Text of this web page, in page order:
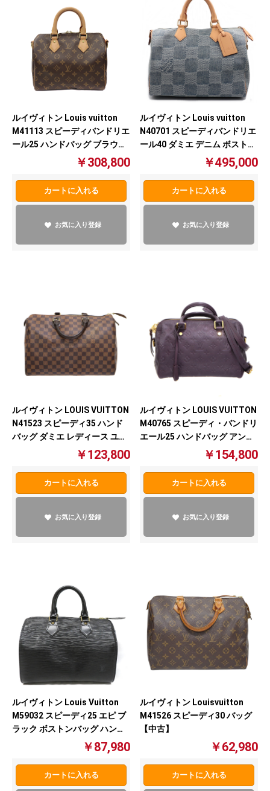
ルイヴィトン Louis vuitton
M41113 スピーディバンドリエ
ール25 ハンドバッグ ブラウン
￥308,800
カートに入れる
お気に入り登録
ルイヴィトン Louis vuitton
N40701 スピーディバンドリエ
ール40 ダミエ デニム ボストン
￥495,000
カートに入れる
お気に入り登録
ルイヴィトン LOUIS VUITTON
N41523 スピーディ35 ハンド
バッグ ダミエ レディース ユニ
セックス ブラウン 【中古】
￥123,800
カートに入れる
お気に入り登録
ルイヴィトン LOUIS VUITTON
M40765 スピーディ・バンドリ
エール25 ハンドバッグ アンプ
ラント レディース オーブ 【中
￥154,800
カートに入れる
お気に入り登録
ルイヴィトン Louis Vuitton
M59032 スピーディ25 エピ ブ
ラック ボストンバッグ ハンド
￥87,980
カートに入れる
ルイヴィトン Louisvuitton
M41526 スピーディ30 バッグ
【中古】
￥62,980
カートに入れる